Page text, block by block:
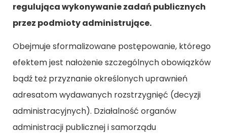
regulująca wykonywanie zadań publicznych
przez podmioty administrujące.
Obejmuje sformalizowane postępowanie, którego
efektem jest nałożenie szczególnych obowiązków
bądź też przyznanie określonych uprawnień
adresatom wydawanych rozstrzygnięć (decyzji
administracyjnych). Działalność organów
administracji publicznej i samorządu